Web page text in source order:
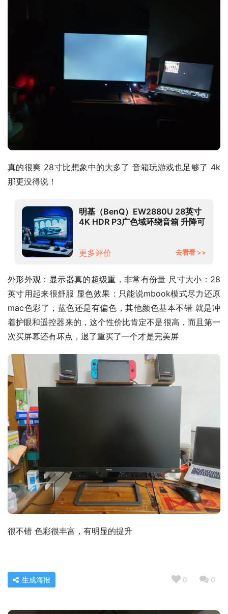
真的很爽 28寸比想象中的大多了 音箱玩游戏也足够了 4k
那更没得说！
明基（BenQ）EW2880U 28英寸
4K HDR P3广色域环绕音箱 升降可
更多评价
去看看 >>
外形外观：显示器真的超级重，非常有份量 尺寸大小：28
英寸用起来很舒服 显色效果：只能说mbook模式尽力还原
mac色彩了，蓝色还是有偏色，其他颜色基本不错 就是冲
着护眼和遥控器来的，这个性价比肯定不是很高，而且第一
次买屏幕还有坏点，退了重买了一个才是完美屏
很不错 色彩很丰富，有明显的提升
0 0
生成海报